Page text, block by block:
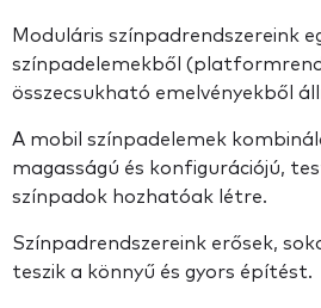
Moduláris színpadrendszereink
színpadelemekből
összecsukható emelvényekből
A mobil színpadelemek
magasságú és konfigurációjú,
színpadok hozhatóak létre.
Színpadrendszereink erősek,
teszik a könnyű és gyors építést.